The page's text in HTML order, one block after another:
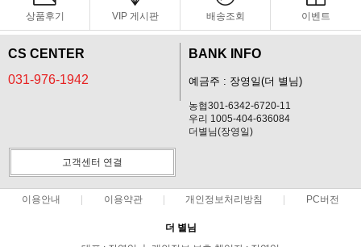
상품후기 VIP 게시판 배송조회 이벤트
CS CENTER
031-976-1942
BANK INFO
예금주 : 장영일(더 별님)
농협301-6342-6720-11
우리 1005-404-636084
더별님(장영일)
고객센터 연결
이용안내 이용약관 개인정보처리방침 PC버전
더 별님